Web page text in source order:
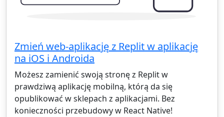
Zmień web-aplikację z Replit w aplikację
na iOS i Androida
Możesz zamienić swoją stronę z Replit w
prawdziwą aplikację mobilną, którą da się
opublikować w sklepach z aplikacjami. Bez
konieczności przebudowy w React Native!